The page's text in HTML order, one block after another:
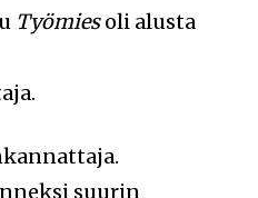
Työmiesoli alusta
suurin